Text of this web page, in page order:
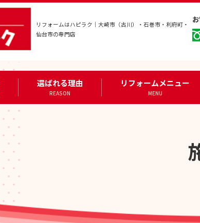
リフォームはハピラク｜大崎市（古川）・石巻市・利府町・
仙台市の専門店
選ばれる理由
REASON
リフォームメニュー
MENU